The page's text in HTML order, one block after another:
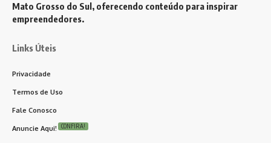
Mato Grosso do Sul, oferecendo conteúdo para inspirar
empreendedores.
Links Úteis
Privacidade
Termos de Uso
Fale Conosco
Anuncie Aqui! CONFIRA!